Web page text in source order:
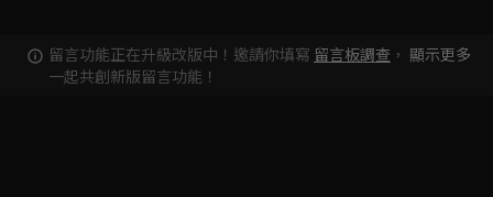
留言功能正在升級改版中！邀請你填寫 留言板調查 ，
一起共創新版留言功能！
顯示更多